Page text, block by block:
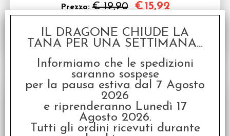
Prezzo:€ 19,90 €15,92
IL DRAGONE CHIUDE LA
TANA PER UNA SETTIMANA...
Informiamo che le spedizioni
saranno sospese
per la pausa estiva dal 7 Agosto
2026
e riprenderanno Lunedì 17
Agosto 2026.
Tutti gli ordini ricevuti durante